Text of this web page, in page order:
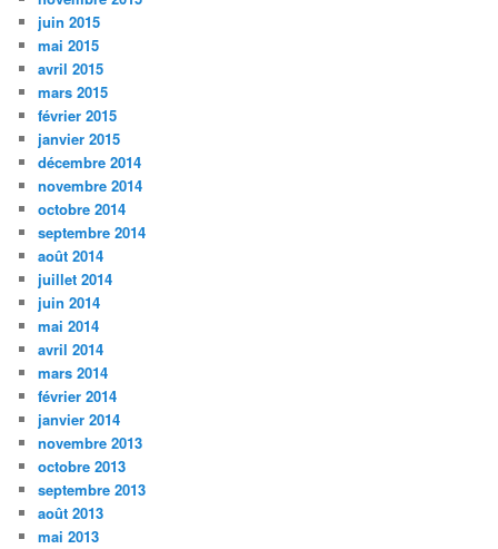
juin 2015
mai 2015
avril 2015
mars 2015
février 2015
janvier 2015
décembre 2014
novembre 2014
octobre 2014
septembre 2014
août 2014
juillet 2014
juin 2014
mai 2014
avril 2014
mars 2014
février 2014
janvier 2014
novembre 2013
octobre 2013
septembre 2013
août 2013
mai 2013